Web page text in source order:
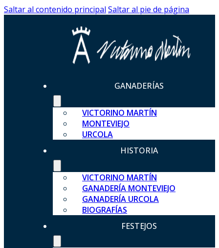
Saltar al contenido principal Saltar al pie de página
GANADERÍAS
VICTORINO MARTÍN
MONTEVIEJO
URCOLA
HISTORIA
VICTORINO MARTÍN
GANADERÍA MONTEVIEJO
GANADERÍA URCOLA
BIOGRAFÍAS
FESTEJOS